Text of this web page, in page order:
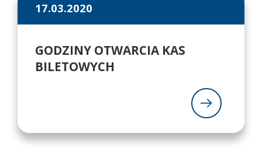
17.03.2020
GODZINY OTWARCIA KAS
BILETOWYCH